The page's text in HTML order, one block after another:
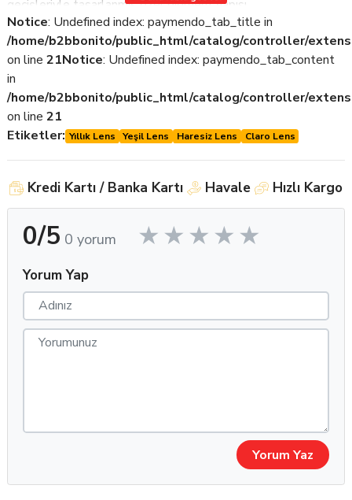
geçişleriyle tasarlanmış özel pigment yapısı
Konfor: Yüksek su içeriği ve gün boyu süren nemlilik sağlayan
teknoloji sayesinde kuru göz şikayetini minimuma indirir.
Materyal Kalitesi: Yumuşak ve esnek yapısı sayesinde kolay
takılıp çıkarılabilir.
Oksijen Geçirgenliği: Kornea sağlığını destekleyen hava
geçirgen yapısıyla kızarıklık ve rahatsızlık hissi yaşamadan
uzun süreli kullanım.
Gözde Doğal Duruş: Lens kenarları inceltilmiş olup, dışarıdan
maliyet avantajı sağlar.
Satış Noktalarına Yönelik Faydalar:
Sadece Bonitolente Medikal üzerinden toptan satış –
Mağazanızda farklılaşın: Claro Asya, pazarda yaygın olmayan
eşsiz renk tonu ve premium duruşuyla müşterilerin ilgisini
çeker.
Toplu alımlarda cazip fiyatlar, hızlı teslimat ve destek
Hedef Kullanıcı Profili:
Göz rengini doğal yollarla değiştirmek isteyen kadın ve erkek
Lens kullanmaya yeni başlayanlar için ideal konfor
Notice: Undefined index: paymendo_tab_title in
/home/b2bbonito/public_html/catalog/controller/
on line 21Notice: Undefined index: paymendo_tab_content
in
/home/b2bbonito/public_html/catalog/controller/
on line 21
Etiketler: Yıllık Lens Yeşil Lens Haresiz Lens Claro Lens
Kredi Kartı / Banka Kartı Havale Hızlı Kargo
0/5 0 yorum
Yorum Yap
Yorum Yaz